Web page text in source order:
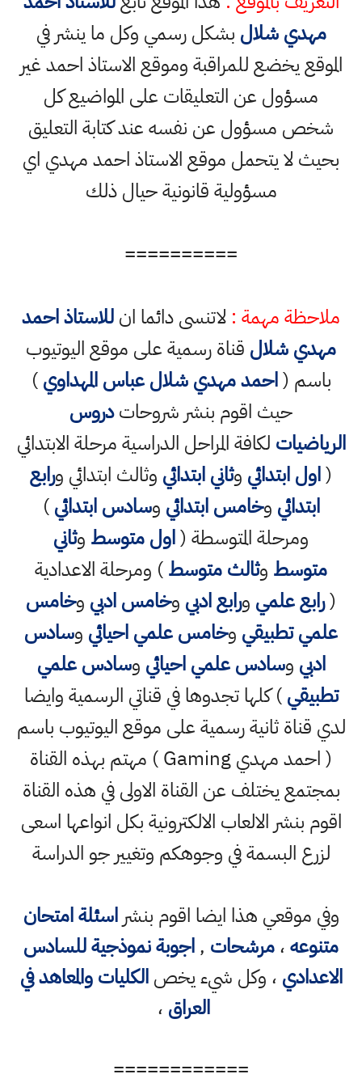
مهدي شلال بشكل رسمي وكل ما ينشر في
الموقع يخضع للمراقبة وموقع الاستاذ احمد غير
مسؤول عن التعليقات على المواضيع كل
شخص مسؤول عن نفسه عند كتابة التعليق
بحيث لا يتحمل موقع الاستاذ احمد مهدي اي
مسؤولية قانونية حيال ذلك
==========
ملاحظة مهمة : لاتنسى دائما انللاستاذ احمد
مهدي شلال قناة رسمية على موقع اليوتيوب
باسم (احمد مهدي شلال عباس المهداوي)
حيث اقوم بنشر شروحاتدروس
الرياضيات لكافة المراحل الدراسية مرحلة الابتدائي
(اول ابتدائي وثاني ابتدائي وثالث ابتدائي ورابع
ابتدائي وخامس ابتدائي وسادس ابتدائي)
ومرحلة المتوسطة (اول متوسط وثاني
متوسط وثالث متوسط) ومرحلة الاعدادية
(رابع علمي ورابع ادبي وخامس ادبي وخامس
علمي تطبيقي وخامس علمي احيائي وسادس
ادبي وسادس علمي احيائي وسادس علمي
تطبيقي) كلها تجدوها في قناتي الرسمية وايضا
لدي قناة ثانية رسمية على موقع اليوتيوب باسم
( احمد مهدي Gaming ) مهتم بهذه القناة
بمجتمع يختلف عن القناة الاولى في هذه القناة
اقوم بنشر الالعاب الالكترونية بكل انواعها اسعى
لزرع البسمة في وجوهكم وتغيير جو الدراسة
وفي موقعي هذا ايضا اقوم بنشراسئلة امتحان
متنوعه،مرشحات ,اجوبة نموذجية للسادس
الاعدادي ، وكل شيء يخصالكليات والمعاهد في
العراق ،
============